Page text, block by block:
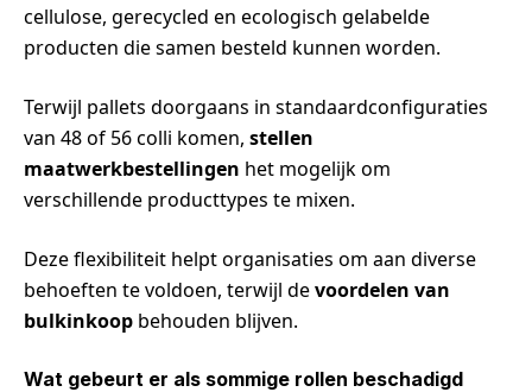
cellulose, gerecycled en ecologisch gelabelde
producten die samen besteld kunnen worden.
Terwijl pallets doorgaans in standaardconfiguraties
van 48 of 56 colli komen, stellen
maatwerkbestellingen het mogelijk om
verschillende producttypes te mixen.
Deze flexibiliteit helpt organisaties om aan diverse
behoeften te voldoen, terwijl devoordelen van
bulkinkoop behouden blijven.
Wat gebeurt er als sommige rollen beschadigd